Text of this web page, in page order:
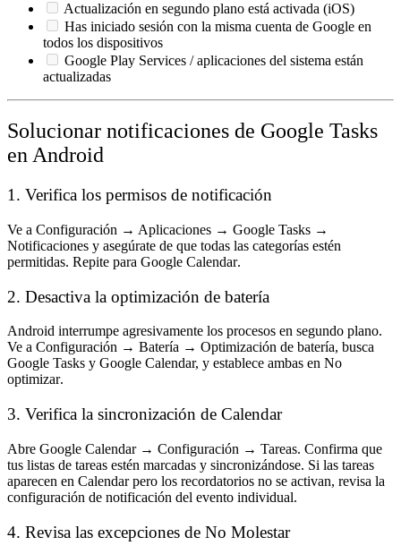
Actualización en segundo plano está activada (iOS)
Has iniciado sesión con la misma cuenta de Google en
todos los dispositivos
Google Play Services / aplicaciones del sistema están
actualizadas
Solucionar notificaciones de Google Tasks
en Android
1. Verifica los permisos de notificación
Ve a Configuración → Aplicaciones → Google Tasks →
Notificaciones y asegúrate de que todas las categorías estén
permitidas. Repite para Google Calendar.
2. Desactiva la optimización de batería
Android interrumpe agresivamente los procesos en segundo plano.
Ve a Configuración → Batería → Optimización de batería, busca
Google Tasks y Google Calendar, y establece ambas en No
optimizar.
3. Verifica la sincronización de Calendar
Abre Google Calendar → Configuración → Tareas. Confirma que
tus listas de tareas estén marcadas y sincronizándose. Si las tareas
aparecen en Calendar pero los recordatorios no se activan, revisa la
configuración de notificación del evento individual.
4. Revisa las excepciones de No Molestar